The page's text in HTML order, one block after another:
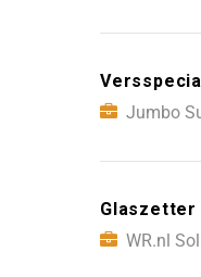
Jumbo
Glaszetter
WR.nl